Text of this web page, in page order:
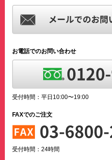
お電話でのお問い合わせ
受付時間：平日10:00〜19:00
FAXでのご注文
受付時間：24時間